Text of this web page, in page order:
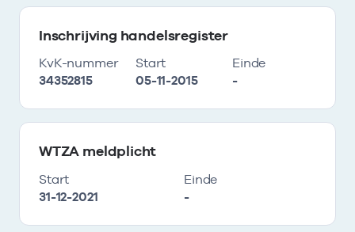
Inschrijving handelsregister
KvK-nummer
34352815
Start
05-11-2015
Einde
-
WTZA meldplicht
Start
31-12-2021
Einde
-